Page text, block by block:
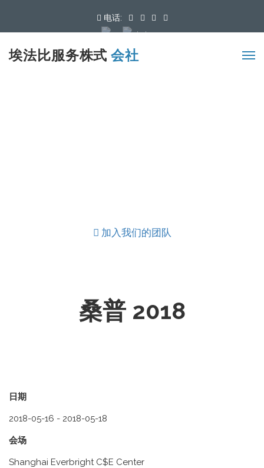
电话:
可用语言
埃法比服务株式会社
加入我们的团队
桑普 2018
日期
2018-05-16 - 2018-05-18
会场
Shanghai Everbright C$E Center